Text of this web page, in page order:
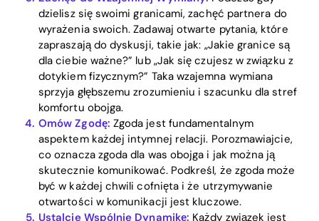
Home
Blog
dzielisz się swoimi granicami, zachęć partnera do
wyrażenia swoich. Zadawaj otwarte pytania, które
zapraszają do dyskusji, takie jak: „Jakie granice są
dla ciebie ważne?” lub „Jak się czujesz w związku z
dotykiem fizycznym?” Taka wzajemna wymiana
sprzyja głębszemu zrozumieniu i szacunku dla stref
komfortu obojga.
Omów Zgodę: Zgoda jest fundamentalnym
aspektem każdej intymnej relacji. Porozmawiajcie,
co oznacza zgoda dla was obojga i jak można ją
skutecznie komunikować. Podkreśl, że zgoda może
być w każdej chwili cofnięta i że utrzymywanie
otwartości w komunikacji jest kluczowe.
Ustalcie Wspólnie Dynamikę: Każdy związek jest